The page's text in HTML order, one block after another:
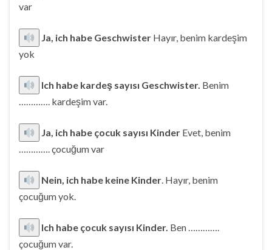
var
Ja, ich habe Geschwister Hayır, benim kardeşim
yok
Ich habe kardeş sayısı Geschwister. Benim
…………. kardeşim var.
Ja, ich habe çocuk sayısı Kinder Evet, benim
…………. çocuğum var
Nein, ich habe keine Kinder. Hayır, benim
çocuğum yok.
Ich habe çocuk sayısı Kinder. Ben ………….
çocuğum var.